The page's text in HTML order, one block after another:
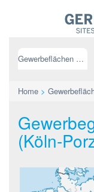
Gewerbeflächen NRW
Home >
(Köln-